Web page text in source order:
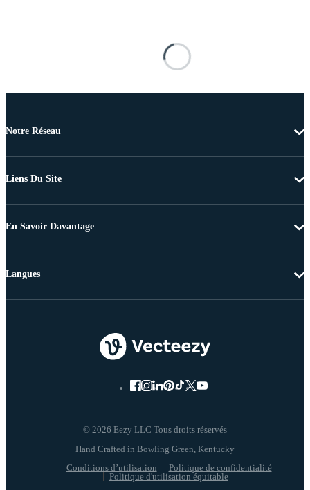
Notre Réseau
Liens Du Site
En Savoir Davantage
© 2026 Eezy LLC Tous droits réservés
Conditions d’utilisation
Politique de confidentialité
Politique d'utilisation équitable
Langues